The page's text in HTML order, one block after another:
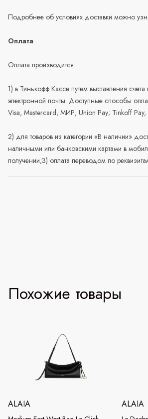
Подробнее об условиях доставки можно
Оплата
Оплата производится:
1) в Тинькофф Кассе путем выставления
электронной почты. Доступные способы
Visa, Mastercard, МИР, Union Pay; Tinkoff
2) для товаров из категории «В наличии»
наличными или банковскими картами в
получении;3) оплата переводом по
Похожие товары
ALAIA ALAIA